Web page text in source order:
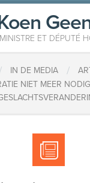
ET DÉPUTÉ
IN DE MEDIA /
NIET MEER